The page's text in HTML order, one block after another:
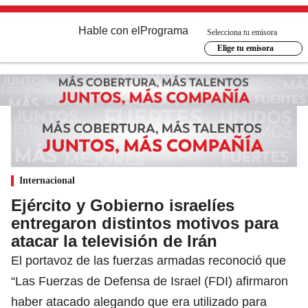
Hable con el Programa
Selecciona tu emisora
Elige tu emisora
Internacional
Ejército y Gobierno israelíes
entregaron distintos motivos para
atacar la televisión de Irán
El portavoz de las fuerzas armadas reconoció que
“Las Fuerzas de Defensa de Israel (FDI) afirmaron
haber atacado alegando que era utilizado para